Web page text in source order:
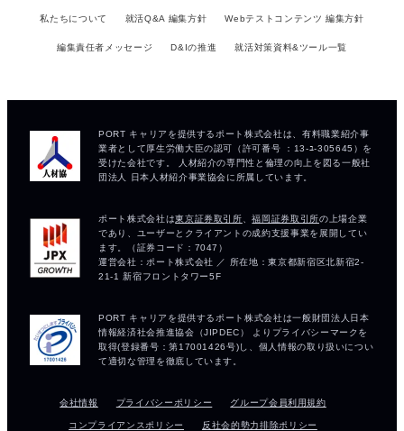
私たちについて 就活Q&A 編集方針 Webテストコンテンツ 編集方針
編集責任者メッセージ D&Iの推進 就活対策資料&ツール一覧
会社情報 プライバシーポリシー グループ会員利用規約
コンプライアンスポリシー 反社会的勢力排除ポリシー